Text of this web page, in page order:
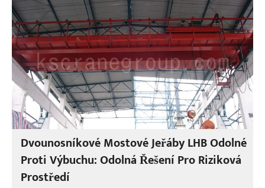
Dvounosníkové Mostové Jeřáby LHB Odolné
Proti Výbuchu: Odolná Řešení Pro Riziková
Prostředí